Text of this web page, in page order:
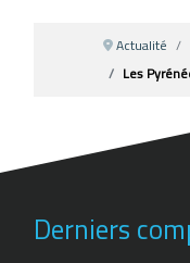
Actualité
Les
Derniers